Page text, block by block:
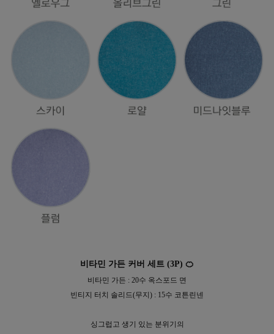
비타민 가든 커버 세트 (3P) 🍊
비타민 가든 : 20수 옥스포드 면
빈티지 터치 솔리드(무지) : 15수 코튼린넨
싱그럽고 생기 있는 분위기의